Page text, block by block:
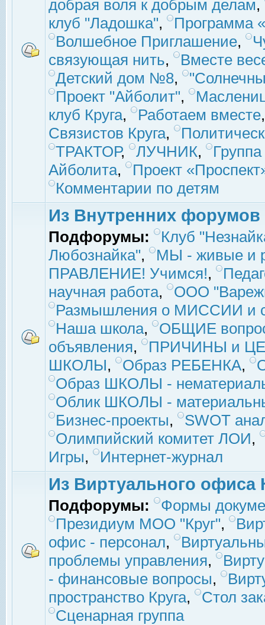
добрая воля к добрым делам,
клуб "Ладошка",
Программа
Волшебное Приглашение,
связующая нить,
Вместе
Детский дом №8,
Проект "Айболит",
клуб Круга, Работаем вместе
Связистов Круга,
ТРАКТОР, ЛУЧНИК,
Айболита,
Проект
Комментарии по детям
Из Внутренних форумов
Подфорумы:
Клуб
Любознайка",
МЫ - живые и
ПРАВЛЕНИЕ! Учимся!,
научная работа,
ООО
Размышления о МИССИИ и
Наша школа,
ОБЩИЕ
объявления,
ПРИЧИНЫ и
ШКОЛЫ, Образ РЕБЕНКА,
Образ ШКОЛЫ -
Облик ШКОЛЫ -
Бизнес-проекты,
SWOT
Олимпийский комитет ЛОИ,
Игры, Интернет-журнал
Из Виртуального офиса
Подфорумы:
Формы
Президиум МОО "Круг",
офис - персонал,
проблемы управления,
- финансовые вопросы,
пространство Круга,
Стол
Сценарная группа